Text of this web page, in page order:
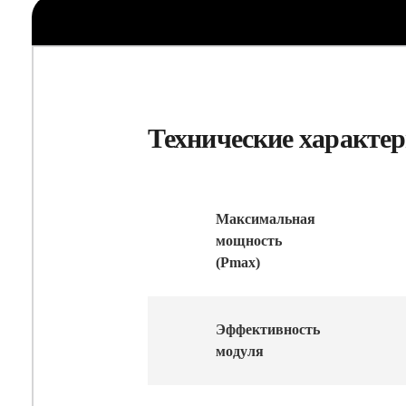
Максимальная
мощность
(Pmax)
Эффективность
модуля